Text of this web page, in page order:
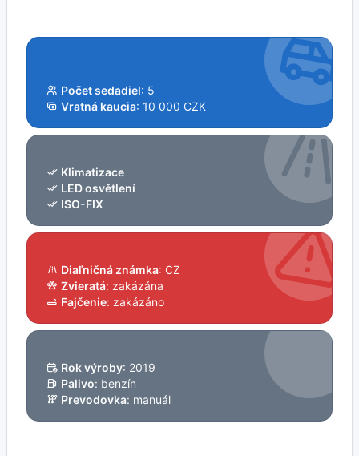
Počet sedadiel: 5
Vratná kaucia: 10 000 CZK
Klimatizace
LED osvětlení
ISO-FIX
Diaľničná známka: CZ
Zvieratá: zakázána
Fajčenie: zakázáno
Rok výroby: 2019
Palivo: benzín
Prevodovka: manuál